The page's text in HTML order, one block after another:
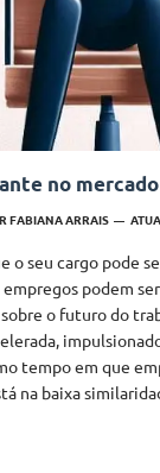
no
FABIANA ARRAIS
o seu cargo
podem
o futuro do
tempo em que
na baixa